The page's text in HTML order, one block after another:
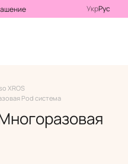
УкрРус
XROS
Pod система